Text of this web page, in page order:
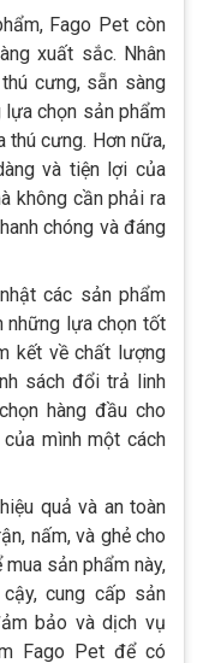
Fago Pet còn
xuất sắc. Nhân
cưng, sẵn sàng
lựa chọn sản phẩm
thú cưng. Hơn nữa,
và tiện lợi của
không cần phải ra
chóng và đáng
các sản phẩm
những lựa chọn tốt
kết về chất lượng
sách đổi trả linh
hàng đầu cho
mình một cách
quả và an toàn
nấm, và ghẻ cho
sản phẩm này,
cung cấp sản
bảo và dịch vụ
Fago Pet để có